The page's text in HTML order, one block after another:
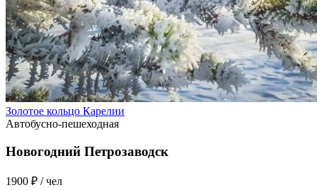
Золотое кольцо Карелии
Автобусно-пешеходная
Новогодний Петрозаводск
1900 ₽ / чел